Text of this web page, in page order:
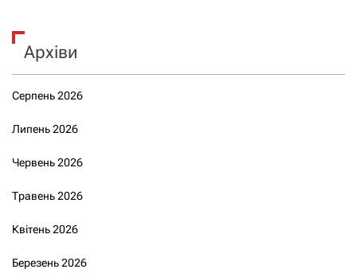
Архіви
Серпень 2026
Липень 2026
Червень 2026
Травень 2026
Квітень 2026
Березень 2026